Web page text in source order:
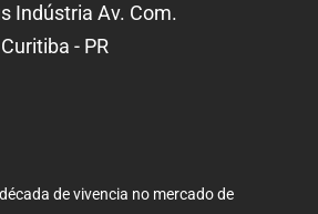
Indústria Av. Com.
- PR
de vivencia no mercado de